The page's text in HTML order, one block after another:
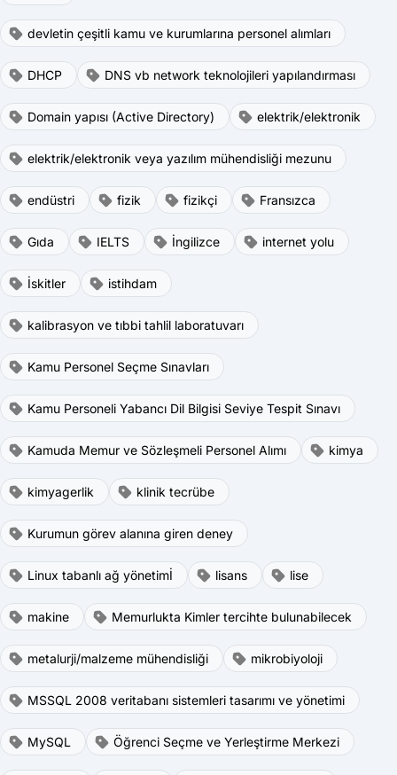
devletin çeşitli kamu ve kurumlarına personel alımları
DHCP DNS vb network teknolojileri yapılandırması
Domain yapısı (Active Directory) elektrik/elektronik
elektrik/elektronik veya yazılım mühendisliği mezunu
endüstri fizik fizikçi Fransızca
Gıda IELTS İngilizce internet yolu
İskitler istihdam
kalibrasyon ve tıbbi tahlil laboratuvarı
Kamu Personel Seçme Sınavları
Kamu Personeli Yabancı Dil Bilgisi Seviye Tespit Sınavı
Kamuda Memur ve Sözleşmeli Personel Alımı kimya
kimyagerlik klinik tecrübe
Kurumun görev alanına giren deney
Linux tabanlı ağ yönetimİ lisans lise
makine Memurlukta Kimler tercihte bulunabilecek
metalurji/malzeme mühendisliği mikrobiyoloji
MSSQL 2008 veritabanı sistemleri tasarımı ve yönetimi
MySQL Öğrenci Seçme ve Yerleştirme Merkezi